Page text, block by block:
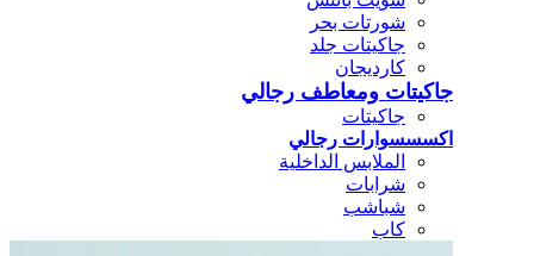
شورتات بحر
جاكيتات جلد
كارديجان
جاكيتات ومعاطف رجالي
جاكيتات
اكسسسوارات رجالي
الملابس الداخلية
شرابات
شباشب
كاب